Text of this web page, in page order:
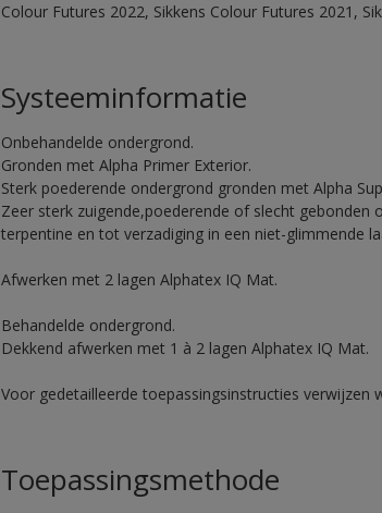
Colour Futures 2022, Sikkens Colour Futures 2021,
Systeeminformatie
Onbehandelde ondergrond.
Gronden met Alpha Primer Exterior.
Sterk poederende ondergrond gronden met Alpha
Zeer sterk zuigende,poederende of slecht gebonden
terpentine en tot verzadiging in een niet-glimmende
Afwerken met 2 lagen Alphatex IQ Mat.
Behandelde ondergrond.
Dekkend afwerken met 1 à 2 lagen Alphatex IQ Mat.
Voor gedetailleerde toepassingsinstructies
Toepassingsmethode